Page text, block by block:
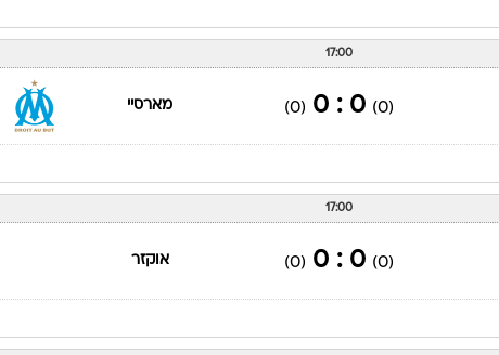
17:00
(0)
0 : 0
(0) מארסיי
17:00
(0)
0 : 0
(0) אוקזר